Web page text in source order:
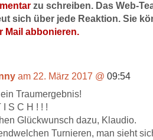
zu schreiben. Das Web-
sich über jede Reaktion. Sie
Mail abbonieren.
am 22. März 2017 @ 09:54
Traumergebnis!
I S C H ! ! !
Glückwunsch dazu, Klaudio.
Turnieren, man sieht